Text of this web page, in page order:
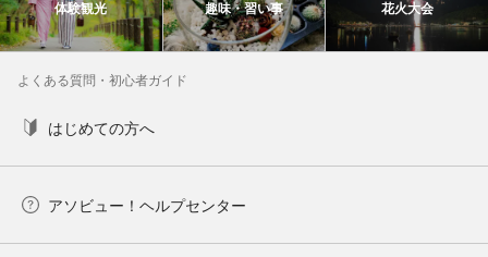
体験観光 趣味・習い事 花火大会
よくある質問・初心者ガイド
はじめての方へ
アソビュー！ヘルプセンター